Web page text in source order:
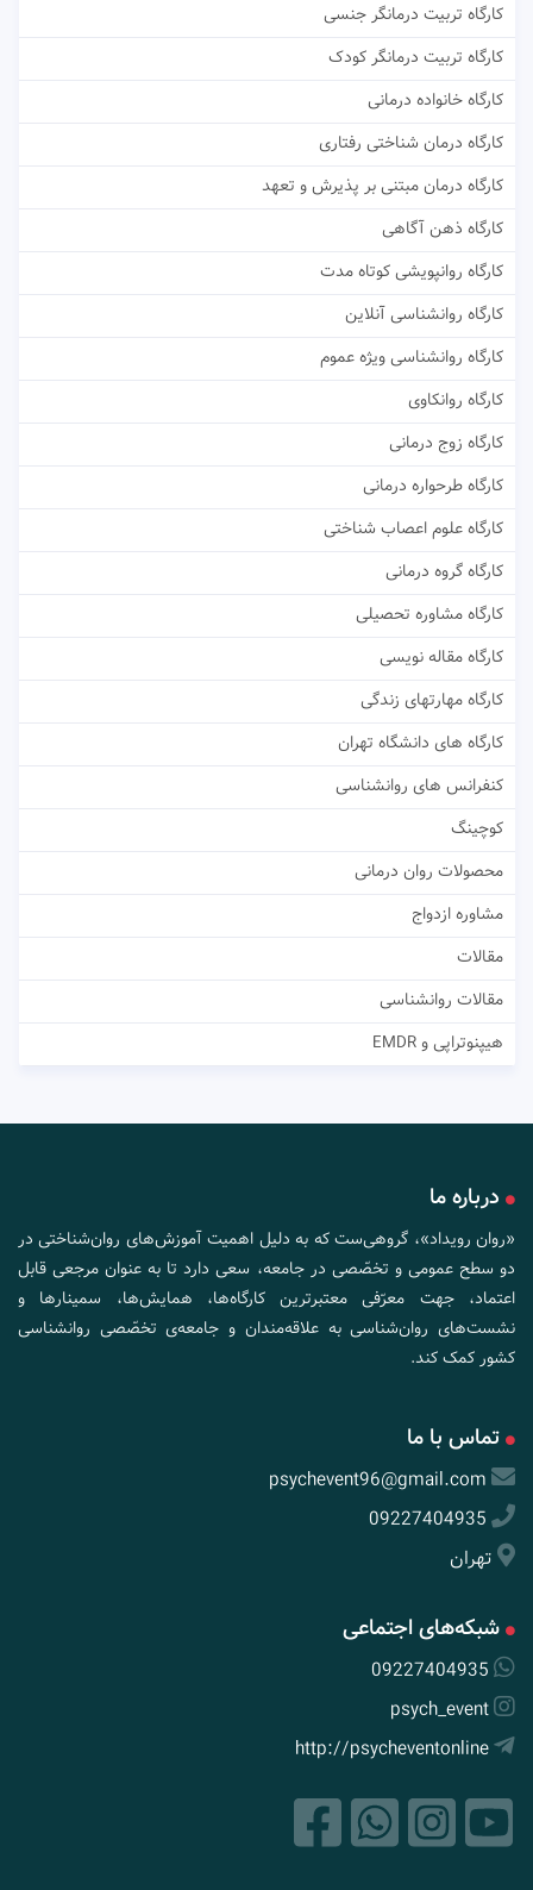
کارگاه تربیت درمانگر جنسی
کارگاه تربیت درمانگر کودک
کارگاه خانواده درمانی
کارگاه درمان شناختی رفتاری
کارگاه درمان مبتنی بر پذیرش و تعهد
کارگاه ذهن آگاهی
کارگاه روانپویشی کوتاه مدت
کارگاه روانشناسی آنلاین
کارگاه روانشناسی ویژه عموم
کارگاه روانکاوی
کارگاه زوج درمانی
کارگاه طرحواره درمانی
کارگاه علوم اعصاب شناختی
کارگاه گروه درمانی
کارگاه مشاوره تحصیلی
کارگاه مقاله نویسی
کارگاه مهارتهای زندگی
کارگاه های دانشگاه تهران
کنفرانس های روانشناسی
کوچینگ
محصولات روان درمانی
مشاوره ازدواج
مقالات
مقالات روانشناسی
هیپنوتراپی و EMDR
درباره ما
«روان رویداد»، گروهی‌ست که به دلیل اهمیت آموزش‌های روان‌شناختی در
دو سطح عمومی و تخصّصی در جامعه، سعی دارد تا به عنوان مرجعی قابل
اعتماد، جهت معرّفی معتبرترین کارگاه‌ها، همایش‌ها، سمینارها و
نشست‌های روان‌شناسی به علاقه‌مندان و جامعه‌ی تخصّصی روانشناسی
کشور کمک کند.
تماس با ما
psychevent96@gmail.com
09227404935
تهران
شبکه‌های اجتماعی
09227404935
psych_event
http://psycheventonline